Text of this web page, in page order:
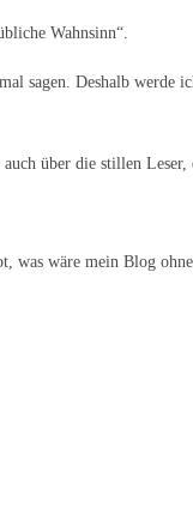
Wahnsinn“.
sagen. Deshalb werde
über die stillen Leser,
was wäre mein Blog